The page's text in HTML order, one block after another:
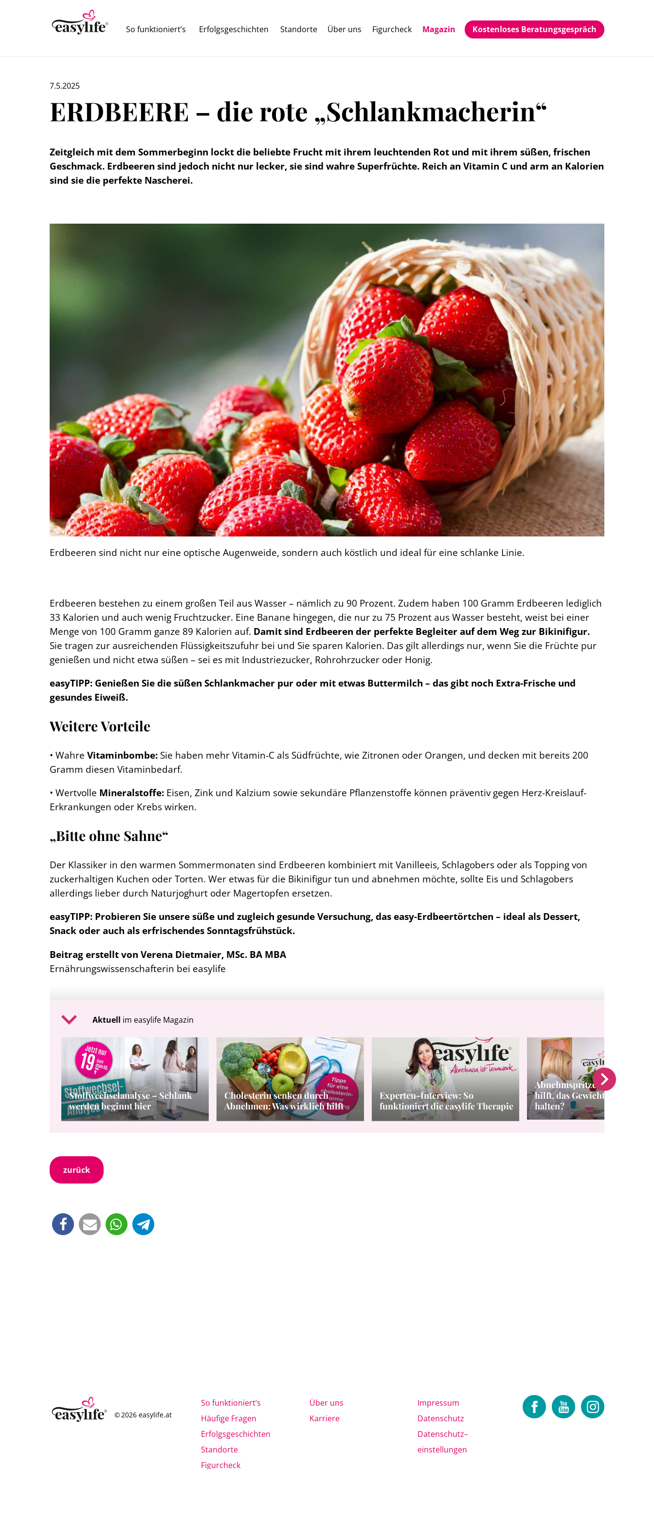
So funktioniert’s Erfolgsgeschichten Standorte Über uns Figurcheck Magazin Kostenloses Beratungsgespräch
7.5.2025
ERDBEERE – die rote „Schlankmacherin“
Zeitgleich mit dem Sommerbeginn lockt die beliebte Frucht mit ihrem leuchtenden Rot und mit ihrem süßen, frischen
Geschmack. Erdbeeren sind jedoch nicht nur lecker, sie sind wahre Superfrüchte. Reich an Vitamin C und arm an Kalorien
sind sie die perfekte Nascherei.
Erdbeeren sind nicht nur eine optische Augenweide, sondern auch köstlich und ideal für eine schlanke Linie.
Erdbeeren bestehen zu einem großen Teil aus Wasser – nämlich zu 90 Prozent. Zudem haben 100 Gramm Erdbeeren lediglich
33 Kalorien und auch wenig Fruchtzucker. Eine Banane hingegen, die nur zu 75 Prozent aus Wasser besteht, weist bei einer
Menge von 100 Gramm ganze 89 Kalorien auf. Damit sind Erdbeeren der perfekte Begleiter auf dem Weg zur Bikinifigur.
Sie tragen zur ausreichenden Flüssigkeitszufuhr bei und Sie sparen Kalorien. Das gilt allerdings nur, wenn Sie die Früchte pur
genießen und nicht etwa süßen – sei es mit Industriezucker, Rohrohrzucker oder Honig.
easyTIPP: Genießen Sie die süßen Schlankmacher pur oder mit etwas Buttermilch – das gibt noch Extra-Frische und
gesundes Eiweiß.
Weitere Vorteile
• Wahre Vitaminbombe: Sie haben mehr Vitamin-C als Südfrüchte, wie Zitronen oder Orangen, und decken mit bereits 200
Gramm diesen Vitaminbedarf.
• Wertvolle Mineralstoffe: Eisen, Zink und Kalzium sowie sekundäre Pflanzenstoffe können präventiv gegen Herz-Kreislauf-
Erkrankungen oder Krebs wirken.
„Bitte ohne Sahne“
Der Klassiker in den warmen Sommermonaten sind Erdbeeren kombiniert mit Vanilleeis, Schlagobers oder als Topping von
zuckerhaltigen Kuchen oder Torten. Wer etwas für die Bikinifigur tun und abnehmen möchte, sollte Eis und Schlagobers
allerdings lieber durch Naturjoghurt oder Magertopfen ersetzen.
easyTIPP: Probieren Sie unsere süße und zugleich gesunde Versuchung, das easy-Erdbeertörtchen – ideal als Dessert,
Snack oder auch als erfrischendes Sonntagsfrühstück.
Beitrag erstellt von Verena Dietmaier, MSc. BA MBA
Ernährungswissenschafterin bei easylife
Aktuell im easylife Magazin
Stoffwechselanalyse – Schlank
werden beginnt hier
Cholesterin senken durch
Abnehmen: Was wirklich hilft
Experten-Interview: So
funktioniert die easylife Therapie
Abnehmspritze absetzen: Was
hilft, das Gewicht danach zu
halten?
zurück
© 2026 easylife.at
So funktioniert’s
Häufige Fragen
Erfolgsgeschichten
Standorte
Figurcheck
Über uns
Karriere
Impressum
Datenschutz
Datenschutz–
einstellungen